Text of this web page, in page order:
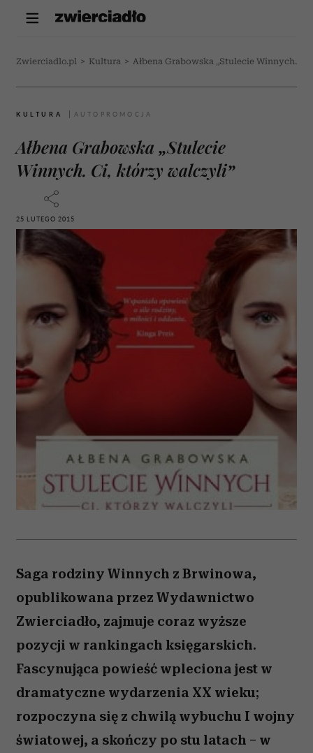
Zwierciadlo.pl > Kultura > Ałbena Grabowska „Stulecie Winnych.
KULTURA
Ałbena Grabowska „Stulecie
Winnych. Ci, którzy walczyli”
25 LUTEGO 2015
Saga rodziny Winnych z Brwinowa,
opublikowana przez Wydawnictwo
Zwierciadło, zajmuje coraz wyższe
pozycji w rankingach księgarskich.
Fascynująca powieść wpleciona jest w
dramatyczne wydarzenia XX wieku;
rozpoczyna się z chwilą wybuchu I wojny
światowej, a skończy po stu latach – w